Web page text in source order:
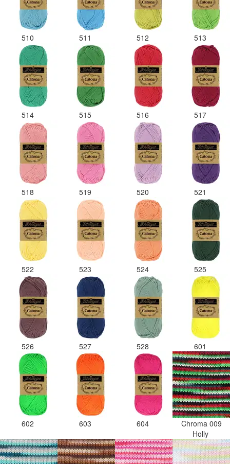
510 511 512 513
514 515 516 517
518 519 520 521
522 523 524 525
526 527 528 601
602 603 604
Chroma 009
Holly